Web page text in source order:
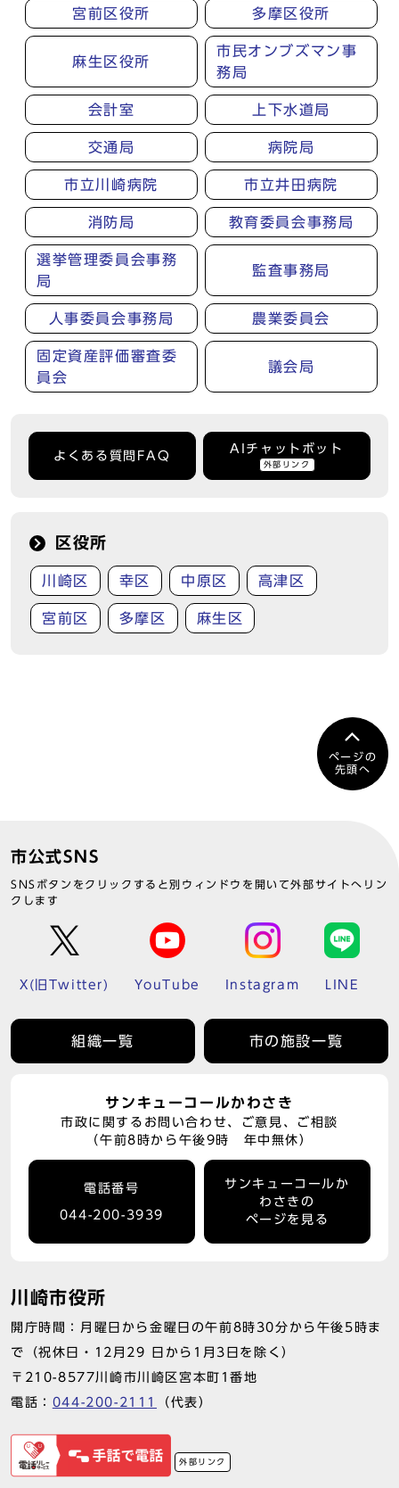
宮前区役所 多摩区役所
麻生区役所
市民オンブズマン事
務局
会計室 上下水道局
交通局 病院局
市立川崎病院 市立井田病院
消防局 教育委員会事務局
選挙管理委員会事務
局
監査事務局
人事委員会事務局 農業委員会
固定資産評価審査委
員会
議会局
よくある質問FAQ
AIチャットボット
外部リンク
区役所
川崎区 幸区 中原区 高津区
宮前区 多摩区 麻生区
ページの
先頭へ
市公式SNS
SNSボタンをクリックすると別ウィンドウを開いて外部サイトへリン
クします
X(旧Twitter) YouTube Instagram LINE
組織一覧 市の施設一覧
サンキューコールかわさき
市政に関するお問い合わせ、ご意見、ご相談
（午前8時から午後9時 年中無休）
電話番号
044-200-3939
サンキューコールか
わさきの
ページを見る
川崎市役所
開庁時間：月曜日から金曜日の午前8時30分から午後5時ま
で（祝休日・12月29 日から1月3日を除く）
〒210-8577川崎市川崎区宮本町1番地
電話： 044-200-2111 （代表）
外部リンク